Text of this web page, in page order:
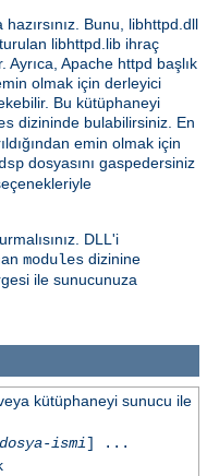
Bunu, libhttpd.dll
libhttpd.lib ihraç
Apache httpd başlık
olmak için derleyici
Bu kütüphaneyi
dizininde bulabilirsiniz. En
emin olmak için
dosyasını gaspedersiniz
DLL'i
modules dizinine
ile sunucunuza
kütüphaneyi sunucu ile
dosya-ismi] ...